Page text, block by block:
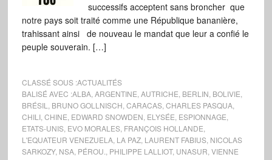
successifs acceptent sans broncher que
notre pays soit traité comme une République bananière,
trahissant ainsi de nouveau le mandat que leur a confié le
peuple souverain. […]
CLASSÉ SOUS :ACTUALITÉS
BALISÉ AVEC :ALBA, ARGENTINE AUTRICHE BERLIN BOLIVIE
BRÉSIL
BRUNO GOLLNISCH CARACAS, CHARLES PASQUA,
CHILI, CHINE EDWARD SNOWDEN ELYSÉE ESPIONNAGE
ETATS-UNIS, EVO MORALES, FRANÇOIS HOLLANDE
L'EQUATEUR VENEZUELA, LA PAZ, LAURENT FABIUS, NICOLAS
SARKOZY, NSA, PÉROU. PHILIPPE LALLIOT, UNASUR VIENNE